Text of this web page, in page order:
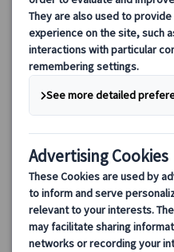
ローマの夜景ドライブ・フォ
ローマの夜をドライブとイタリ
ンでのディナータイム♪も安心
4.7 (7件)
詳
月・火・木～日曜日、7/22
9・30、1/6・27、2/3・10・17
(除外日は空席カレンダーをご
約3時間(食事時間・お送り